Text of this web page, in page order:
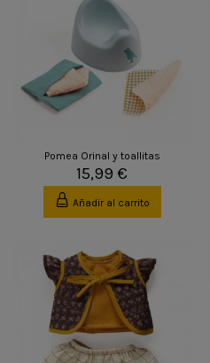
Pomea Orinal y toallitas
15,99 €
Añadir al carrito